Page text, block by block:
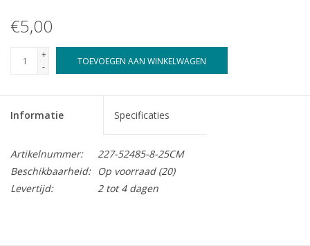
€5,00
+
-
TOEVOEGEN AAN WINKELWAGEN
Informatie Specificaties
Artikelnummer:
227-52485-8-25CM
Beschikbaarheid:
Op voorraad(20)
Levertijd:
2 tot 4 dagen